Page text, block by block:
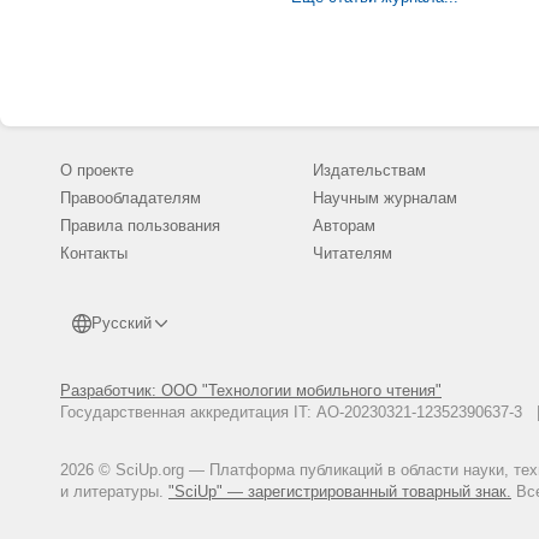
юридические
О проекте
Правообладателям
Правила пользования
Контакты
Русский
Разработчик: ООО "Технологии мобильного чтения"
Государственная аккредитация IT: АО-20230321-
2026 © SciUp.org — Платформа публикаций в области науки,
и литературы. "SciUp" — зарегистрированный товарный знак.
Издательствам
Научным журналам
Авторам
Читателям